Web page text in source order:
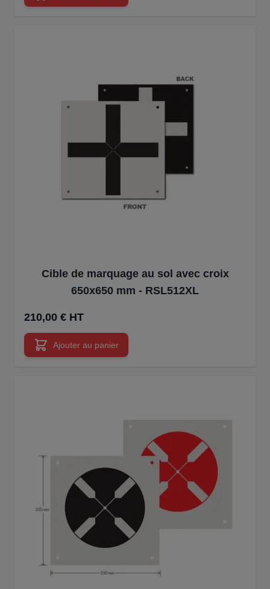
Cible de marquage au sol avec croix
650x650 mm - RSL512XL
210,00 € HT
Ajouter au panier